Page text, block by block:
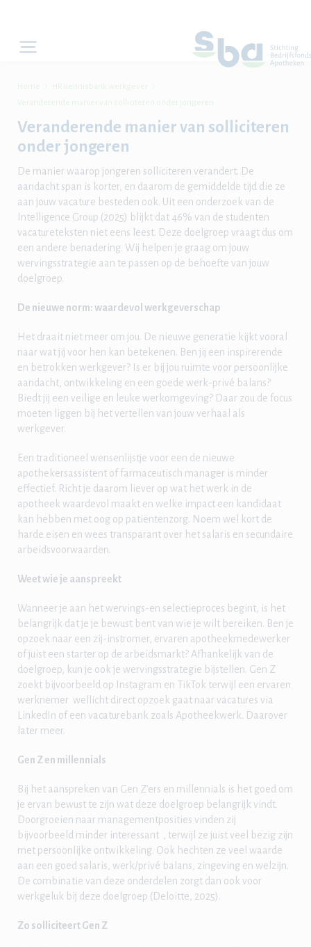
Home HR kennisbank werkgever
Veranderende manier van solliciteren onder jongeren
Veranderende manier van solliciteren
onder jongeren
De manier waarop jongeren solliciteren verandert. De
aandacht span is korter, en daarom de gemiddelde tijd die ze
aan jouw vacature besteden ook. Uit een onderzoek van de
Intelligence Group (2025) blijkt dat 46% van de studenten
vacatureteksten niet eens leest. Deze doelgroep vraagt dus om
een andere benadering. Wij helpen je graag om jouw
wervingsstrategie aan te passen op de behoefte van jouw
doelgroep.
De nieuwe norm: waardevol werkgeverschap
Het draait niet meer om jou. De nieuwe generatie kijkt vooral
naar wat jij voor hen kan betekenen. Ben jij een inspirerende
en betrokken werkgever? Is er bij jou ruimte voor persoonlijke
aandacht, ontwikkeling en een goede werk-privé balans?
Biedt jij een veilige en leuke werkomgeving? Daar zou de focus
moeten liggen bij het vertellen van jouw verhaal als
werkgever.
Een traditioneel wensenlijstje voor een de nieuwe
apothekersassistent of farmaceutisch manager is minder
effectief. Richt je daarom liever op wat het werk in de
apotheek waardevol maakt en welke impact een kandidaat
kan hebben met oog op patiëntenzorg. Noem wel kort de
harde eisen en wees transparant over het salaris en secundaire
arbeidsvoorwaarden.
Weet wie je aanspreekt
Wanneer je aan het wervings-en selectieproces begint, is het
belangrijk dat je je bewust bent van wie je wilt bereiken. Ben je
opzoek naar een zij-instromer, ervaren apotheekmedewerker
of juist een starter op de arbeidsmarkt? Afhankelijk van de
doelgroep, kun je ook je wervingsstrategie bijstellen. Gen Z
zoekt bijvoorbeeld op Instagram en TikTok terwijl een ervaren
werknemer wellicht direct opzoek gaat naar vacatures via
LinkedIn of een vacaturebank zoals Apotheekwerk. Daarover
later meer.
Gen Z en millennials
Bij het aanspreken van Gen Z’ers en millennials is het goed om
je ervan bewust te zijn wat deze doelgroep belangrijk vindt.
Doorgroeien naar managementposities vinden zij
bijvoorbeeld minder interessant , terwijl ze juist veel bezig zijn
met persoonlijke ontwikkeling. Ook hechten ze veel waarde
aan een goed salaris, werk/privé balans, zingeving en welzijn.
De combinatie van deze onderdelen zorgt dan ook voor
werkgeluk bij deze doelgroep (Deloitte, 2025).
Zo solliciteert Gen Z